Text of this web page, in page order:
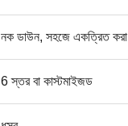
নক ডাউন, সহজে একত্রিত করা
6 স্তর বা কাস্টমাইজড